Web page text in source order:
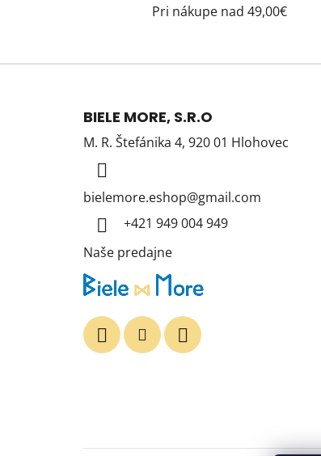
Pri nákupe nad 49,00€
BIELE MORE, S.R.O
M. R. Štefánika 4, 920 01 Hlohovec
bielemore.eshop@gmail.com
+421 949 004 949
Naše predajne